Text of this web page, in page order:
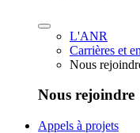
L'ANR
Carrières et
Nous
Nous rejoindre
Appels à projets